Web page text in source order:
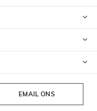
EMAIL ONS